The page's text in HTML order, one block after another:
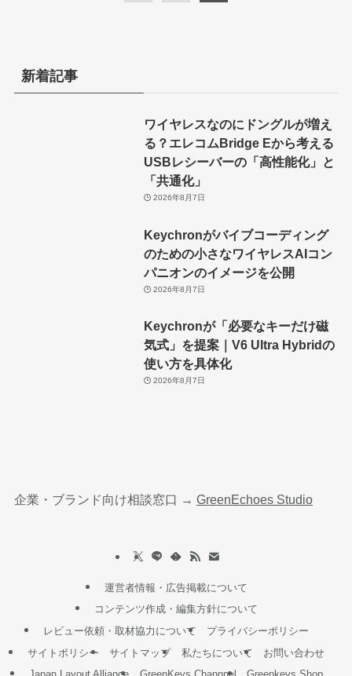
新着記事
ワイヤレスなのにドングルが増え
る？エレコムBridge Eから考える
USBレシーバーの「高性能化」と
「共通化」
2026年8月7日
Keychronがバイブコーディング
のための小さなワイヤレスAIコン
パニオンのイメージを公開
2026年8月7日
Keychronが「必要なキーだけ磁
気式」を提案｜V6 Ultra Hybridの
使い方を具体化
2026年8月7日
企業・ブランド向け相談窓口 → GreenEchoes Studio
運営者情報・広告掲載について
コンテンツ作成・編集方針について
レビュー依頼・取材協力について
プライバシーポリシー
サイトポリシー
サイトマップ 私たちについて
お問い合わせ